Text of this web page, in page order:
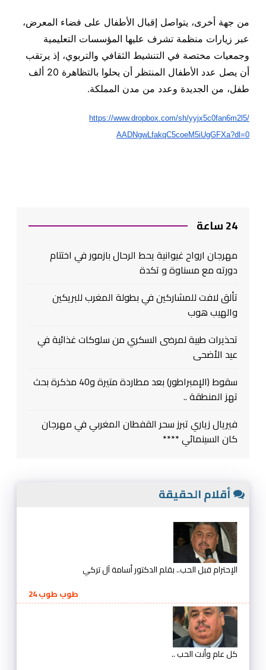
من جهة أخرى، يتواصل إقبال الأطفال على فضاء المعرض،
عبر زيارات منظمة تشرف عليها المؤسسات التعليمية
وجمعيات مختصة في التنشيط الثقافي والتربوي، إذ يرتقب
أن يصل عدد الأطفال المنتظر أن يحلوا بالتظاهرة 20 ألف
طفل، من الجديدة وعدد من مدن المملكة.
https://www.dropbox.com/sh/yyjx5c0fan6m2l5/
AADNgwLfakqC5coeM5iUgGFXa?dl=0
24 ساعة
مهرجان ارواح غيوانية يحط الرحال بازمور في اختتام
دورته مع مسناوة و تكدة
تألق لافت للمشاركين في بطولة المغرب للبريكين
والهيب هوب
تحذيرات طبية لمرضى السكري من سلوكات غذائية في
عيد الأضحى
سقوط (الإمبراطور) بعد مطاردة متيرة و40 مذكرة بحث
تهز المنطقة ..
فيريال زياري تبرز سحر القفطان المغربي في مهرجان
كان السينمائي ****
أقلام الحقيقة
الإحترام قبل الحب.. بقلم الدكتور أسامة آل تركي
طوب طوب 24
كل عام وأنت الحب ..